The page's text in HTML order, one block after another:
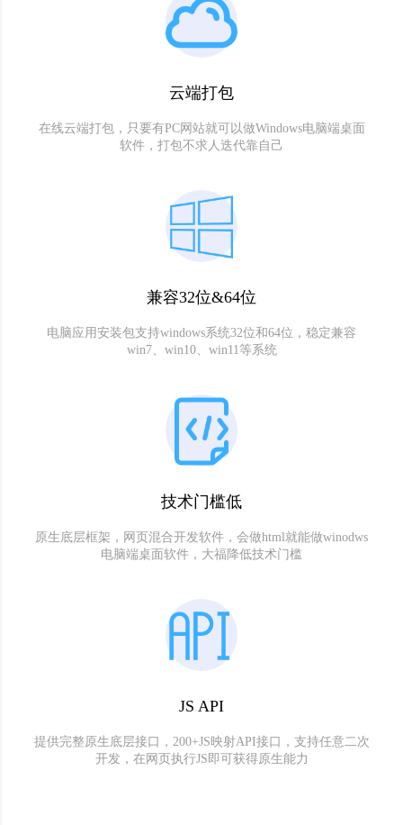
云端打包
在线云端打包，只要有PC网站就可以做Windows电脑端桌面
软件，打包不求人迭代靠自己
兼容32位&64位
电脑应用安装包支持windows系统32位和64位，稳定兼容
win7、win10、win11等系统
技术门槛低
原生底层框架，网页混合开发软件，会做html就能做winodws
电脑端桌面软件，大福降低技术门槛
JS API
提供完整原生底层接口，200+JS映射API接口，支持任意二次
开发，在网页执行JS即可获得原生能力